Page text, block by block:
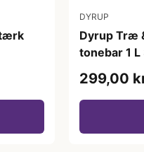
DYRUP
Dyrup Træ
tonebar 1
299,00